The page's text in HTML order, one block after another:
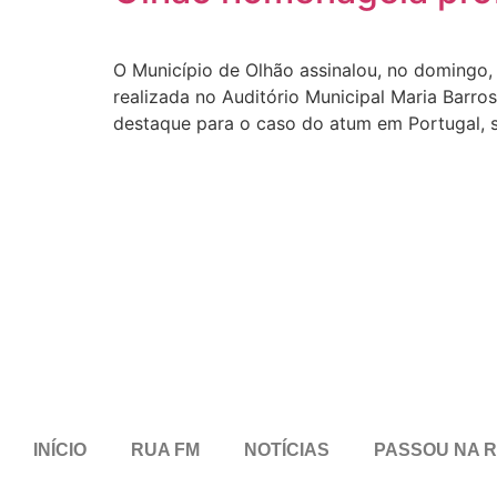
O Município de Olhão assinalou, no
realizada no Auditório Municipal Maria
destaque para o caso do atum em Portugal,
INÍCIO RUA FM NOTÍCIAS PASSOU NA